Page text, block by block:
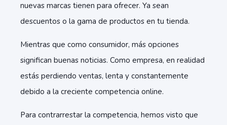
nuevas marcas tienen para ofrecer. Ya sean
descuentos o la gama de productos en tu tienda.
Mientras que como consumidor, más opciones
significan buenas noticias. Como empresa, en realidad
estás perdiendo ventas, lenta y constantemente
debido a la creciente competencia online.
Para contrarrestar la competencia, hemos visto que